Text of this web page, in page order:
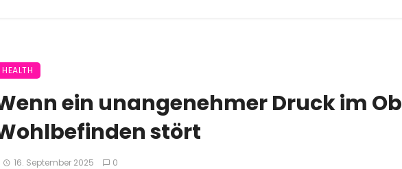
HEALTH
ein unangenehmer Druck im
stört
16. September 2025 0